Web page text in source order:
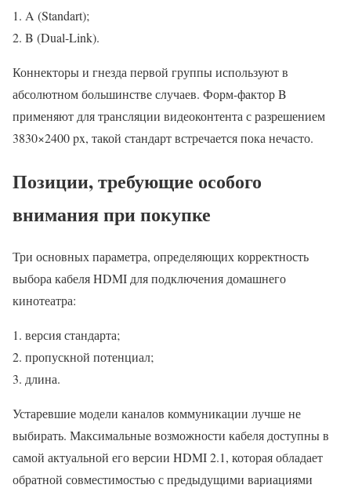
A (Standart);
B (Dual-Link).
Коннекторы и гнезда первой группы используют в
абсолютном большинстве случаев. Форм-фактор B
применяют для трансляции видеоконтента с разрешением
3830×2400 px, такой стандарт встречается пока нечасто.
Позиции, требующие особого
внимания при покупке
Три основных параметра, определяющих корректность
выбора кабеля HDMI для подключения домашнего
кинотеатра:
версия стандарта;
пропускной потенциал;
длина.
Устаревшие модели каналов коммуникации лучше не
выбирать. Максимальные возможности кабеля доступны в
самой актуальной его версии HDMI 2.1, которая обладает
обратной совместимостью с предыдущими вариациями